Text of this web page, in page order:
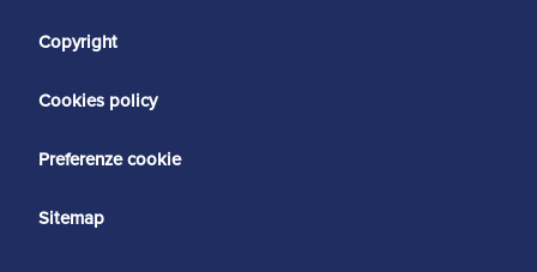
Copyright
Cookies policy
Preferenze cookie
Sitemap